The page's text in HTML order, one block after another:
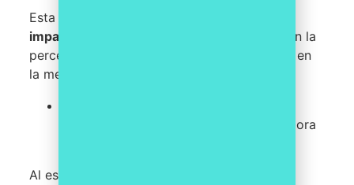
Esta mejora en la reputación puede tener un
impacto positivo en la imagen
de marca y en la
percepción de la empresa o entidad pública en
la mente de los clientes y usuarios.
obtener al cumplir con el ENS es la mejora
Al establecer un sistema de gestión de la